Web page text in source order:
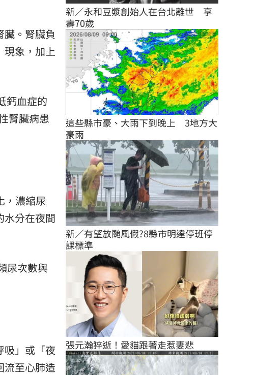
。腎臟負
現象，加上
鈣血症的
腎臟病患
，濃縮尿
水分在夜間
尿次數與
吸」或「夜
流至心肺造
新／永和豆漿創始人在台北離世　享
壽70歲
這些縣市豪、大雨下到晚上　3地方大
豪雨
新／有望放颱風假?8縣市明達停班停
課標準
張元瀚猝逝！愛貓跟著走惹妻悲